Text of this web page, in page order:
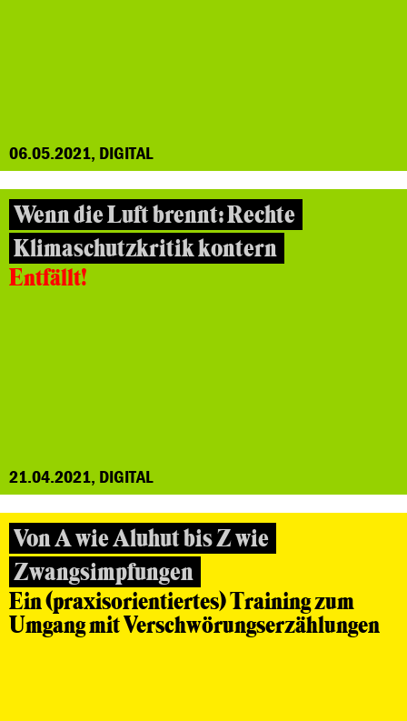
06.05.2021, DIGITAL
Wenn die Luft brennt: Rechte
Klimaschutzkritik kontern
Entfällt!
21.04.2021, DIGITAL
Von A wie Aluhut bis Z wie
Zwangsimpfungen
Ein (praxisorientiertes) Training zum
Umgang mit Verschwörungserzählungen